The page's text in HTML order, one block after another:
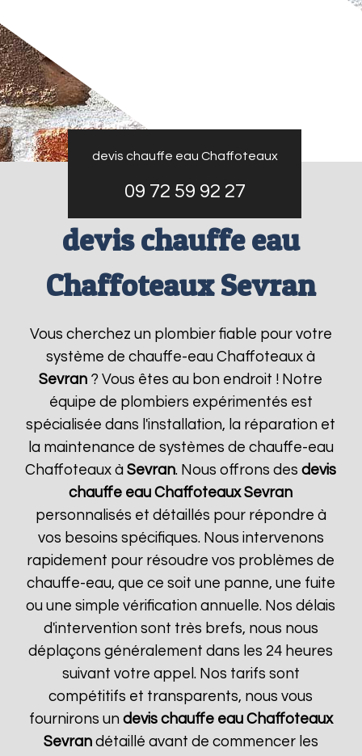
devis chauffe eau Chaffoteaux
09 72 59 92 27
devis chauffe eau
Chaffoteaux Sevran
Vous cherchez un plombier fiable pour votre
système de chauffe-eau Chaffoteaux à
Sevran ? Vous êtes au bon endroit ! Notre
équipe de plombiers expérimentés est
spécialisée dans l'installation, la réparation et
la maintenance de systèmes de chauffe-eau
Chaffoteaux àSevran. Nous offrons desdevis
chauffe eau Chaffoteaux Sevran
personnalisés et détaillés pour répondre à
vos besoins spécifiques. Nous intervenons
rapidement pour résoudre vos problèmes de
chauffe-eau, que ce soit une panne, une fuite
ou une simple vérification annuelle. Nos délais
d'intervention sont très brefs, nous nous
déplaçons généralement dans les 24 heures
suivant votre appel. Nos tarifs sont
compétitifs et transparents, nous vous
fournirons un devis chauffe eau Chaffoteaux
Sevrandétaillé avant de commencer les